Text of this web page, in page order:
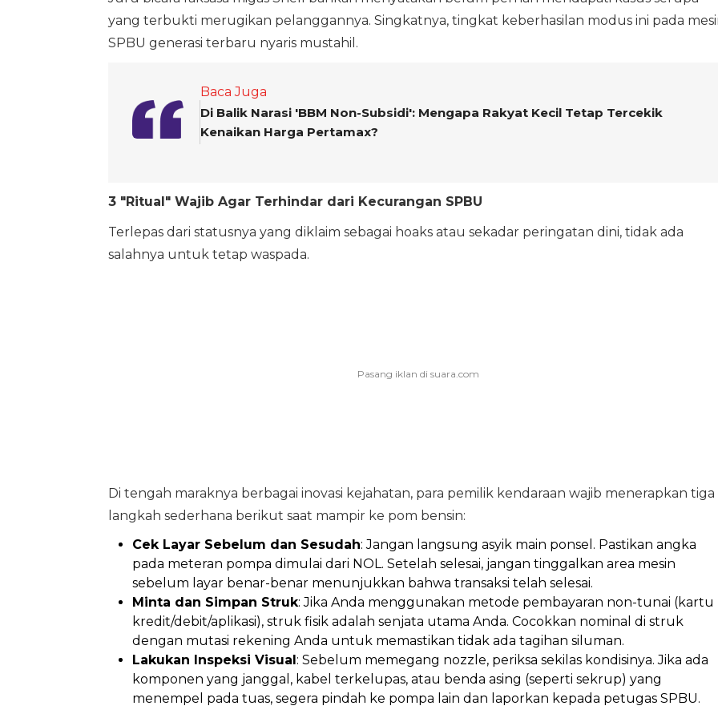
yang terbukti merugikan pelanggannya. Singkatnya, tingkat keberhasilan modus ini pada
SPBU generasi terbaru nyaris mustahil.
Baca Juga
Di Balik Narasi 'BBM Non-Subsidi': Mengapa Rakyat Kecil Tetap Tercekik
Kenaikan Harga Pertamax?
3 "Ritual" Wajib Agar Terhindar dari Kecurangan SPBU
Terlepas dari statusnya yang diklaim sebagai hoaks atau sekadar peringatan dini, tidak ada
salahnya untuk tetap waspada.
Di tengah maraknya berbagai inovasi kejahatan, para pemilik kendaraan wajib menerapkan tiga
langkah sederhana berikut saat mampir ke pom bensin:
Cek Layar Sebelum dan Sesudah: Jangan langsung asyik main ponsel. Pastikan angka
pada meteran pompa dimulai dari NOL. Setelah selesai, jangan tinggalkan area mesin
sebelum layar benar-benar menunjukkan bahwa transaksi telah selesai.
Minta dan Simpan Struk: Jika Anda menggunakan metode pembayaran non-tunai (kartu
kredit/debit/aplikasi), struk fisik adalah senjata utama Anda. Cocokkan nominal di struk
dengan mutasi rekening Anda untuk memastikan tidak ada tagihan siluman.
Lakukan Inspeksi Visual: Sebelum memegang nozzle, periksa sekilas kondisinya. Jika ada
komponen yang janggal, kabel terkelupas, atau benda asing (seperti sekrup) yang
menempel pada tuas, segera pindah ke pompa lain dan laporkan kepada petugas SPBU.